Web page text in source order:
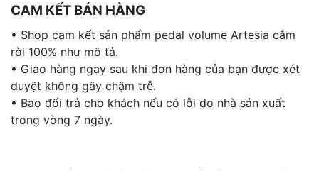
CAM KẾT BÁN HÀNG
• Shop cam kết sản phẩm pedal volume Artesia cắm
rời 100% như mô tả.
• Giao hàng ngay sau khi đơn hàng của bạn được xét
duyệt không gây chậm trễ.
• Bao đổi trả cho khách nếu có lỗi do nhà sản xuất
trong vòng 7 ngày.